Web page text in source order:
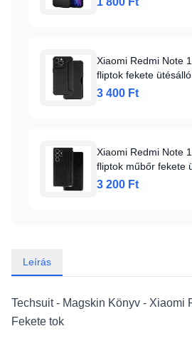
Xiaomi Redmi Note
fliptok fekete ütésálló
3 400 Ft
Xiaomi Redmi Note
fliptok műbőr fekete
3 200 Ft
Leírás
Techsuit - Magskin Könyv - Xiaomi
Fekete tok